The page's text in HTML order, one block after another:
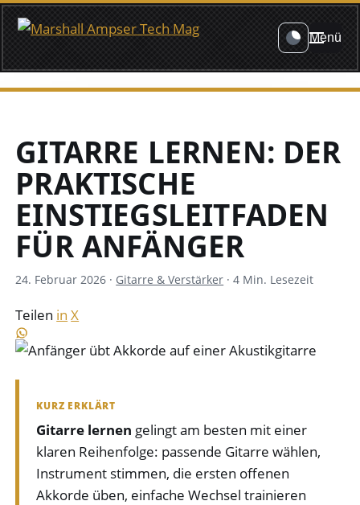
Menü
GITARRE LERNEN: DER
PRAKTISCHE
EINSTIEGSLEITFADEN
FÜR ANFÄNGER
24. Februar 2026 · Gitarre & Verstärker ·4 Min. Lesezeit
Teilen in X
KURZ ERKLÄRT
Gitarre lernen gelingt am besten mit einer
klaren Reihenfolge: passende Gitarre wählen,
Instrument stimmen, die ersten offenen
Akkorde üben, einfache Wechsel trainieren